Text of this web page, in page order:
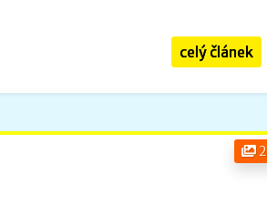
celý článek